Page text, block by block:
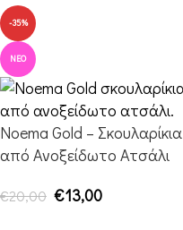
-35%
ΝΈΟ
Noema Gold – Σκουλαρίκια
από Ανοξείδωτο Ατσάλι
€20,00 €13,00